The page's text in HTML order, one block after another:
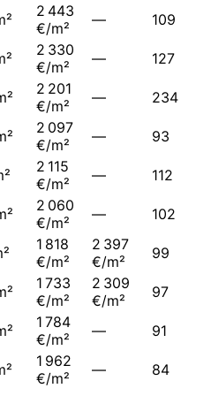
2 443
€/m²
— 109
2 330
€/m²
— 127
2 201
€/m²
— 234
2 097
€/m²
— 93
2 115
€/m²
— 112
2 060
€/m²
— 102
1 818
€/m²
2 397
€/m²
99
1 733
€/m²
2 309
€/m²
97
1 784
€/m²
— 91
1 962
€/m²
— 84